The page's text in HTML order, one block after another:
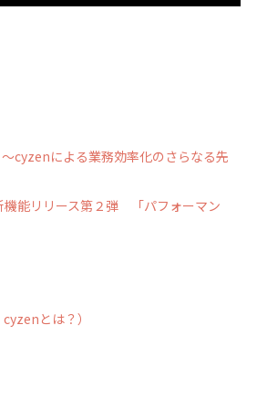
による業務効率化のさらなる先
能リリース第２弾 「パフォーマン
とは？）